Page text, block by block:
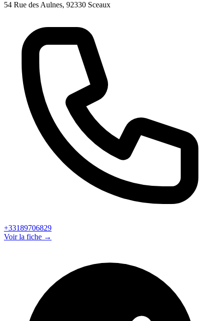
54 Rue des Aulnes, 92330 Sceaux
+33189706829
Voir la fiche →